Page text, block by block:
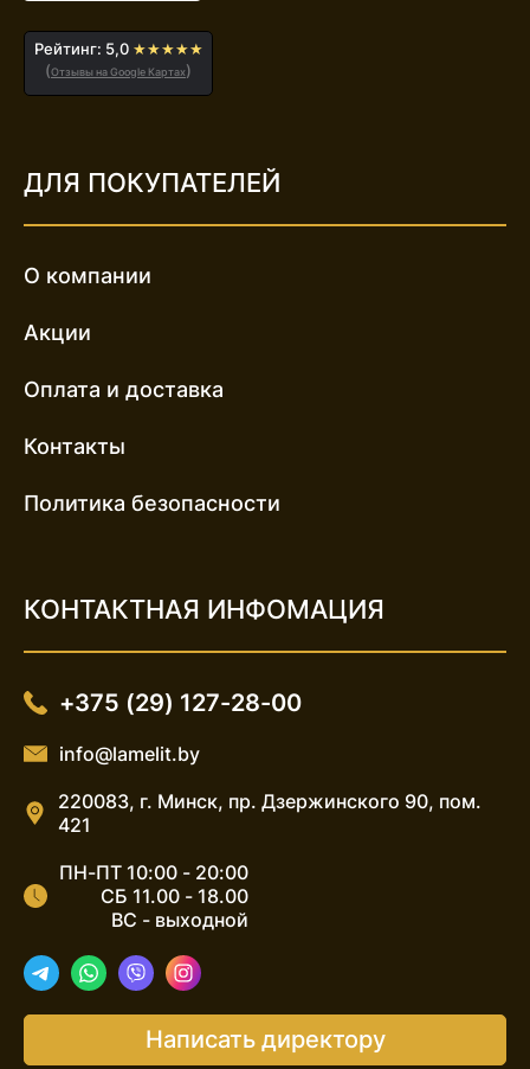
Рейтинг: 5,0 ★★★★★
(Отзывы на Google Картах)
ДЛЯ ПОКУПАТЕЛЕЙ
О компании
Акции
Оплата и доставка
Контакты
Политика безопасности
КОНТАКТНАЯ ИНФОМАЦИЯ
+375 (29) 127-28-00
info@lamelit.by
220083, г. Минск, пр. Дзержинского 90, пом.
421
ПН-ПТ 10:00 - 20:00
СБ 11.00 - 18.00
ВС - выходной
Telegram
WhatsApp
ViberInstagram
Написать директору